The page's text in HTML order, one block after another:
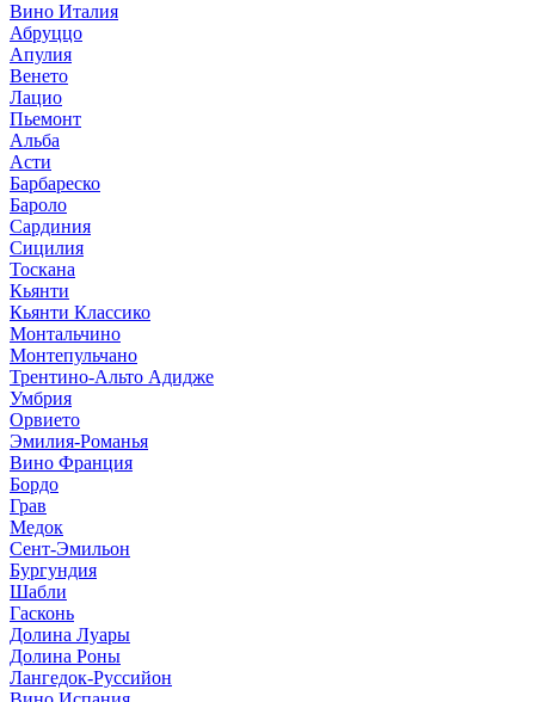
Вино Италия
Абруццо
Апулия
Венето
Лацио
Пьемонт
Альба
Асти
Барбареско
Бароло
Сардиния
Сицилия
Тоскана
Кьянти
Кьянти Классико
Монтальчино
Монтепульчано
Трентино-Альто Адидже
Умбрия
Орвието
Эмилия-Романья
Вино Франция
Бордо
Грав
Медок
Сент-Эмильон
Бургундия
Шабли
Гасконь
Долина Луары
Долина Роны
Лангедок-Руссийон